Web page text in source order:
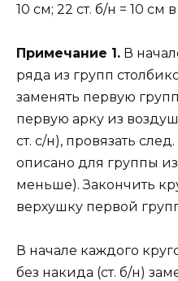
10 см; 22 ст. б/н = 10 см
Примечание 1. В
ряда из групп
заменять первую
первую арку из
ст. с/н), провязать
описано для группы из
меньше). Закончить
верхушку первой
В начале каждого
без накида (ст. б/н)